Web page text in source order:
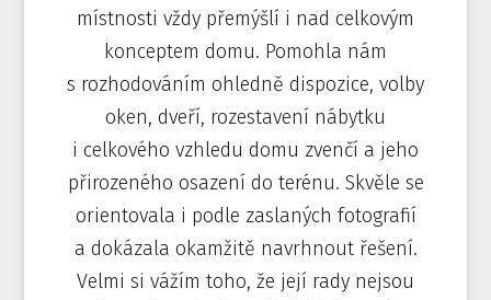
místnosti vždy přemýšlí i nad celkovým
konceptem domu. Pomohla nám
s rozhodováním ohledně dispozice, volby
oken, dveří, rozestavení nábytku
i celkového vzhledu domu zvenčí a jeho
přirozeného osazení do terénu. Skvěle se
orientovala i podle zaslaných fotografií
a dokázala okamžitě navrhnout řešení.
Velmi si vážím toho, že její rady nejsou